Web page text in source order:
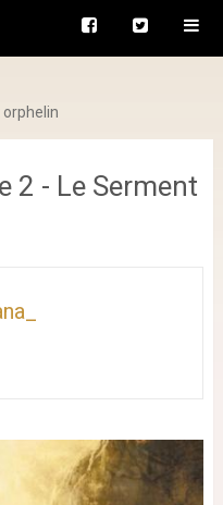
orphelin
2 - Le Serment